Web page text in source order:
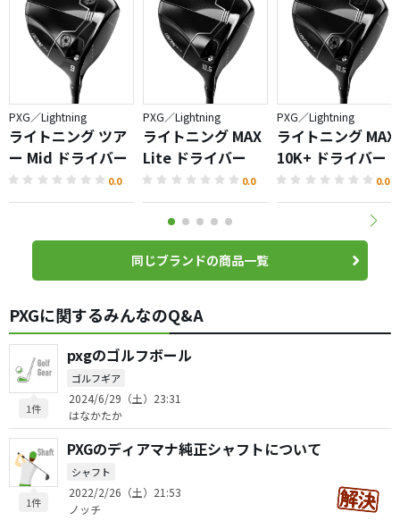
PXG／Lightning
ライトニング ツア
ー Mid ドライバー
0.0
PXG／Lightning
ライトニング MAX
Lite ドライバー
0.0
PXG／Lightning
ライトニング MAX
10K+ ドライバー
0.0
同じブランドの商品一覧
PXGに関するみんなのQ&A
1件
pxgのゴルフボール
ゴルフギア
2024/6/29（土）23:31
はなかたか
1件
PXGのディアマナ純正シャフトについて
シャフト
2022/2/26（土）21:53
ノッチ